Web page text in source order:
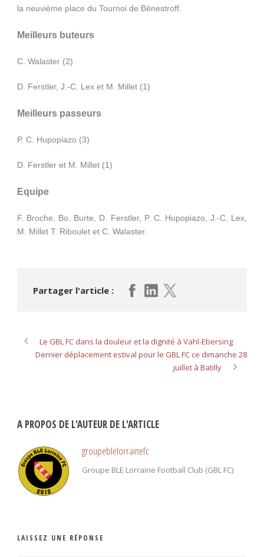
la neuvième place du Tournoi de Bénestroff.
Meilleurs buteurs
C. Walaster (2)
D. Ferstler, J.-C. Lex et M. Millet (1)
Meilleurs passeurs
P. C. Hupopiazo (3)
D. Ferstler et M. Millet (1)
Equipe
F. Broche, Bo. Burte, D. Ferstler, P. C. Hupopiazo, J.-C. Lex,
M. Millet T. Riboulet et C. Walaster.
Partager l'article :
Le GBL FC dans la douleur et la dignité à Vahl-Ebersing
Dernier déplacement estival pour le GBL FC ce dimanche 28
juillet à Batilly
A PROPOS DE L'AUTEUR DE L'ARTICLE
groupeblelorrainefc
Groupe BLE Lorraine Football Club (GBL FC)
LAISSEZ UNE RÉPONSE